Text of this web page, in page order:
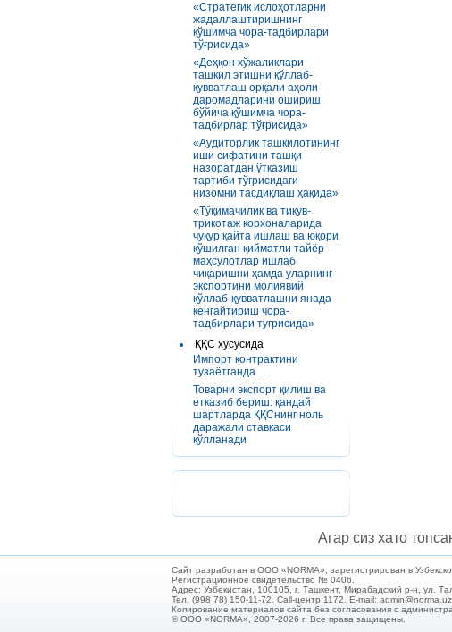
«Стратегик ислоҳотларни
жадаллаштиришнинг
қўшимча чора-тадбирлари
тўғрисида»
«Деҳқон хўжаликлари
ташкил этишни қўллаб-
қувватлаш орқали аҳоли
даромадларини ошириш
бўйича қўшимча чора-
тадбирлар тўғрисида»
«Аудиторлик ташкилотининг
иши сифатини ташқи
назоратдан ўтказиш
тартиби тўғрисидаги
низомни тасдиқлаш ҳақида»
«Тўқимачилик ва тикув-
трикотаж корхоналарида
чуқур қайта ишлаш ва юқори
қўшилган қийматли тайёр
маҳсулотлар ишлаб
чиқаришни ҳамда уларнинг
экспортини молиявий
қўллаб-қувватлашни янада
кенгайтириш чора-
тадбирлари туғрисида»
ҚҚС хусусида
Импорт контрактини
тузаётганда…
Товарни экспорт қилиш ва
етказиб бериш: қандай
шартларда ҚҚСнинг ноль
даражали ставкаси
қўлланади
Агар сиз хато
Сайт разработан в ООО «NORMA», зарегистрирован в
Регистрационное свидетельство № 0406.
Адрес: Узбекистан, 100105, г. Ташкент, Мирабадский р-н, ул.
Тел. (998 78) 150-11-72. Call-центр:1172. E-mail: admin@norma.uz
Копирование материалов сайта без согласования с
© ООО «NORMA», 2007-2026 г. Все права защищены.